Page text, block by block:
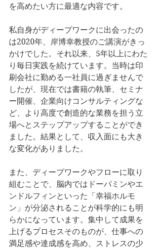
を高めたい方に最適な内容です。
私自身がディープワークに出会ったの
は2020年、岸博幸教授のご講演がきっ
かけでした。それ以来、5年以上にわた
り毎日実践を続けています。当時は印
刷会社に勤める一社員に過ぎませんで
したが、現在では書籍の執筆、セミナ
ー開催、企業向けコンサルティングな
ど、より高度で創造的な業務を担う立
場へとステップアップすることができ
ました。結果として、収入面にも大き
な変化がありました。
また、ディープワークやフローに取り
組むことで、脳内ではドーパミンやエ
ンドルフィンといった「幸福ホルモ
ン」が分泌されることが科学的にも明
らかになっています。集中して成果を
上げるプロセスそのものが、仕事への
満足感や達成感を高め、ストレスの少